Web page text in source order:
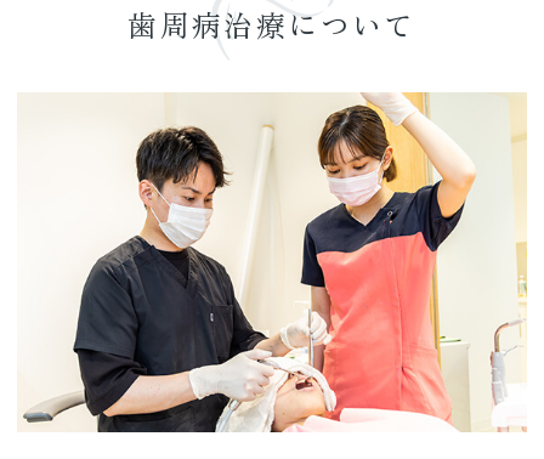
歯周病治療について